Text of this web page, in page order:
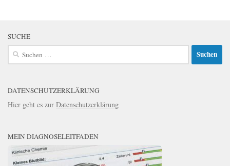
SUCHE
Suchen
DATENSCHUTZERKLÄRUNG
Hier geht es zur Datenschutzerklärung
MEIN DIAGNOSELEITFADEN